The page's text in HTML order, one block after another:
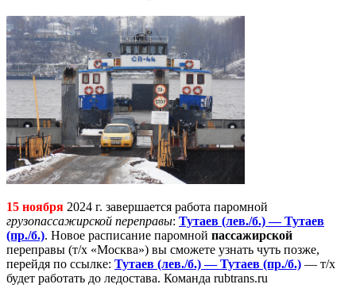
15 ноября 2024 г. завершается работа паромной
грузопассажирской переправы: Тутаев (лев./б.) — Тутаев
(пр./б.). Новое расписание паромной пассажирской
переправы (т/х «Москва») вы сможете узнать чуть позже,
перейдя по ссылке: Тутаев (лев./б.) — Тутаев (пр./б.) — т/х
будет работать до ледостава. Команда rubtrans.ru